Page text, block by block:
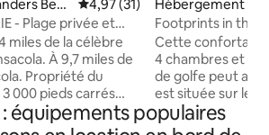
Beac
Évaluation moyenne sur la
4,97 (31)
- Plage privée et
la baie
miles de la célèbre
À 9,7 miles de
du
000 pieds carrés
privée de 110 pieds
! Le chalet de la
Hébergement ⋅
h
Footprints in the
de mer
Cette confortable
4 chambres et
de golfe peut
est située sur les
de Navarre Beach. Profitez d'une
imprenable sur le
: équipements populaires